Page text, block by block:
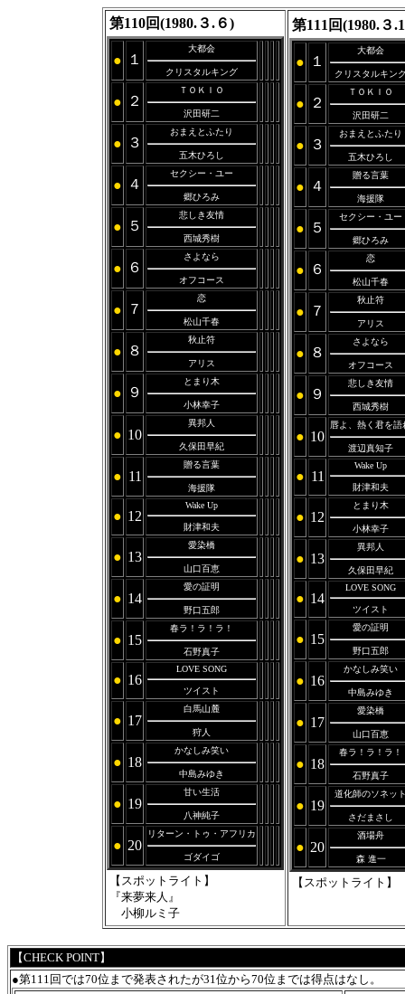
第110回(1980.３.６)
● １
大都会
クリスタルキング
● ２
ＴＯＫＩＯ
沢田研二
● ３
おまえとふたり
五木ひろし
● ４
セクシー・ユー
郷ひろみ
● ５
悲しき友情
西城秀樹
● ６
さよなら
オフコース
● ７
恋
松山千春
● ８
秋止符
アリス
● ９
とまり木
小林幸子
● 10
異邦人
久保田早紀
● 11
贈る言葉
海援隊
● 12
Wake Up
財津和夫
● 13
愛染橋
山口百恵
● 14
愛の証明
野口五郎
● 15
春ラ！ラ！ラ！
石野真子
● 16
LOVE SONG
ツイスト
● 17
白馬山麓
狩人
● 18
かなしみ笑い
中島みゆき
● 19
甘い生活
八神純子
● 20
リターン・トゥ・アフリカ
ゴダイゴ
【スポットライト】
『来夢来人』
小柳ルミ子
第111回(1980.３
● １
大都会
クリスタルキン
● ２
ＴＯＫＩＯ
沢田研二
● ３
おまえとふたり
五木ひろし
● ４
贈る言葉
海援隊
● ５
セクシー・ユー
郷ひろみ
● ６
恋
松山千春
● ７
秋止符
アリス
● ８
さよなら
オフコース
● ９
悲しき友情
西城秀樹
● 10
唇よ、熱く君を語
渡辺真知子
● 11
Wake Up
財津和夫
● 12
とまり木
小林幸子
● 13
異邦人
久保田早紀
● 14
LOVE SONG
ツイスト
● 15
愛の証明
野口五郎
● 16
かなしみ笑い
中島みゆき
● 17
愛染橋
山口百恵
● 18
春ラ！ラ！ラ！
石野真子
● 19
道化師のソネッ
さだまさし
● 20
酒場舟
森 進一
【スポットライト】
【CHECK POINT】
●第111回では70位まで発表されたが31位から70位までは得点はなし。